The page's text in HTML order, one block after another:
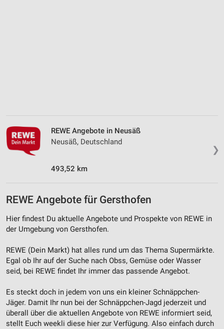
❯
REWE Angebote in Neusäß
Neusäß, Deutschland
493,52 km
REWE Angebote für Gersthofen
Hier findest Du aktuelle Angebote und Prospekte von REWE in
der Umgebung von Gersthofen.
REWE (Dein Markt) hat alles rund um das Thema Supermärkte.
Egal ob Ihr auf der Suche nach Obss, Gemüse oder Wasser
seid, bei REWE findet Ihr immer das passende Angebot.
Es steckt doch in jedem von uns ein kleiner Schnäppchen-
Jäger. Damit Ihr nun bei der Schnäppchen-Jagd jederzeit und
überall über die aktuellen Angebote von REWE informiert seid,
stellt Euch weekli diese hier zur Verfügung. Also einfach durch
Funktional
Werbung